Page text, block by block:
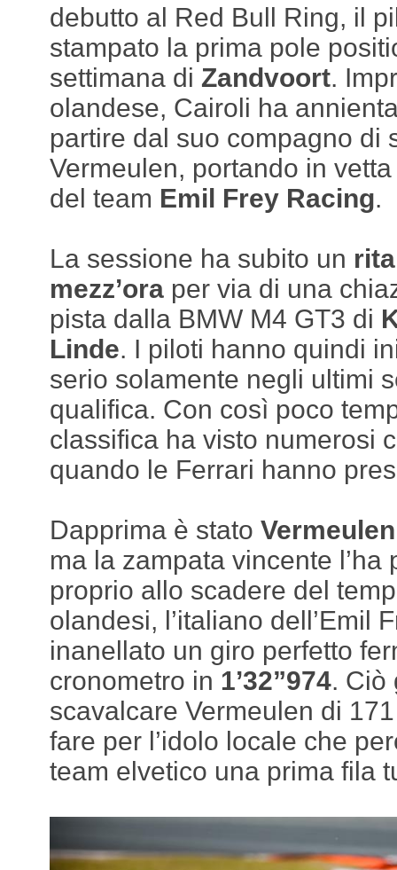
debutto al Red Bull Ring, il
stampato la prima pole
settimana di Zandvoort.
olandese, Cairoli ha
partire dal suo compagno di
Vermeulen, portando in
del team Emil Frey Racing.
La sessione ha subito un
mezz’ora per via di una
pista dalla BMW M4 GT3 di
Linde. I piloti hanno quindi
serio solamente negli ultimi
qualifica. Con così poco
classifica ha visto numerosi
quando le Ferrari hanno
Dapprima è stato Vermeulen
ma la zampata vincente
proprio allo scadere del
olandesi, l’italiano dell’Emil
inanellato un giro perfetto
cronometro in 1’32”974. Ciò
scavalcare Vermeulen di
fare per l’idolo locale che
team elvetico una prima fila